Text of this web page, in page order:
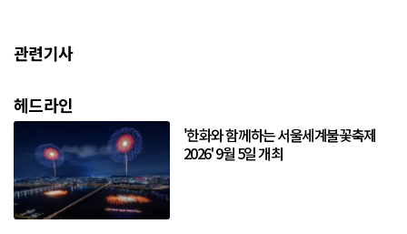
관련기사
헤드라인
'한화와 함께하는 서울세계불꽃축제
2026' 9월 5일 개최